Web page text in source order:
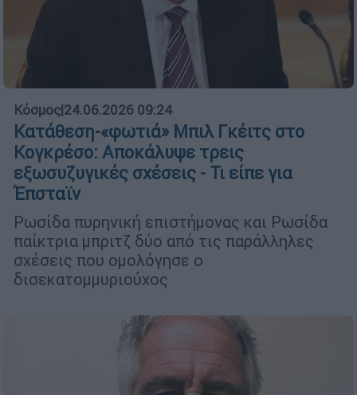
Κόσμος|24.06.2026 09:24
Κατάθεση-«φωτιά» Μπιλ Γκέιτς στο
Κογκρέσο: Αποκάλυψε τρεις
εξωσυζυγικές σχέσεις - Τι είπε για
Έπσταϊν
Ρωσίδα πυρηνική επιστήμονας και Ρωσίδα
παίκτρια μπριτζ δύο από τις παράλληλες
σχέσεις που ομολόγησε ο
δισεκατομμυριούχος